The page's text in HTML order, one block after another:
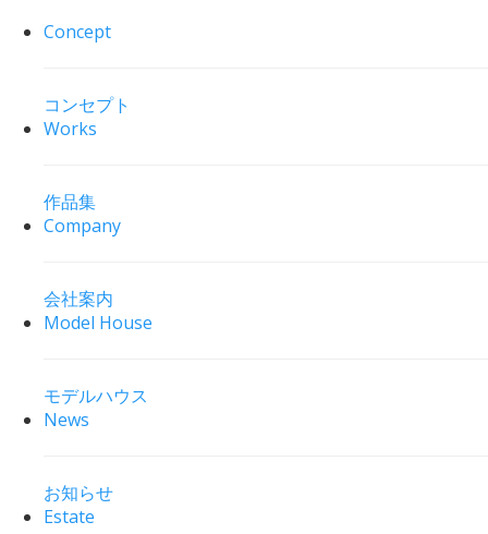
Concept
コンセプト
Works
作品集
Company
会社案内
Model House
モデルハウス
News
お知らせ
Estate